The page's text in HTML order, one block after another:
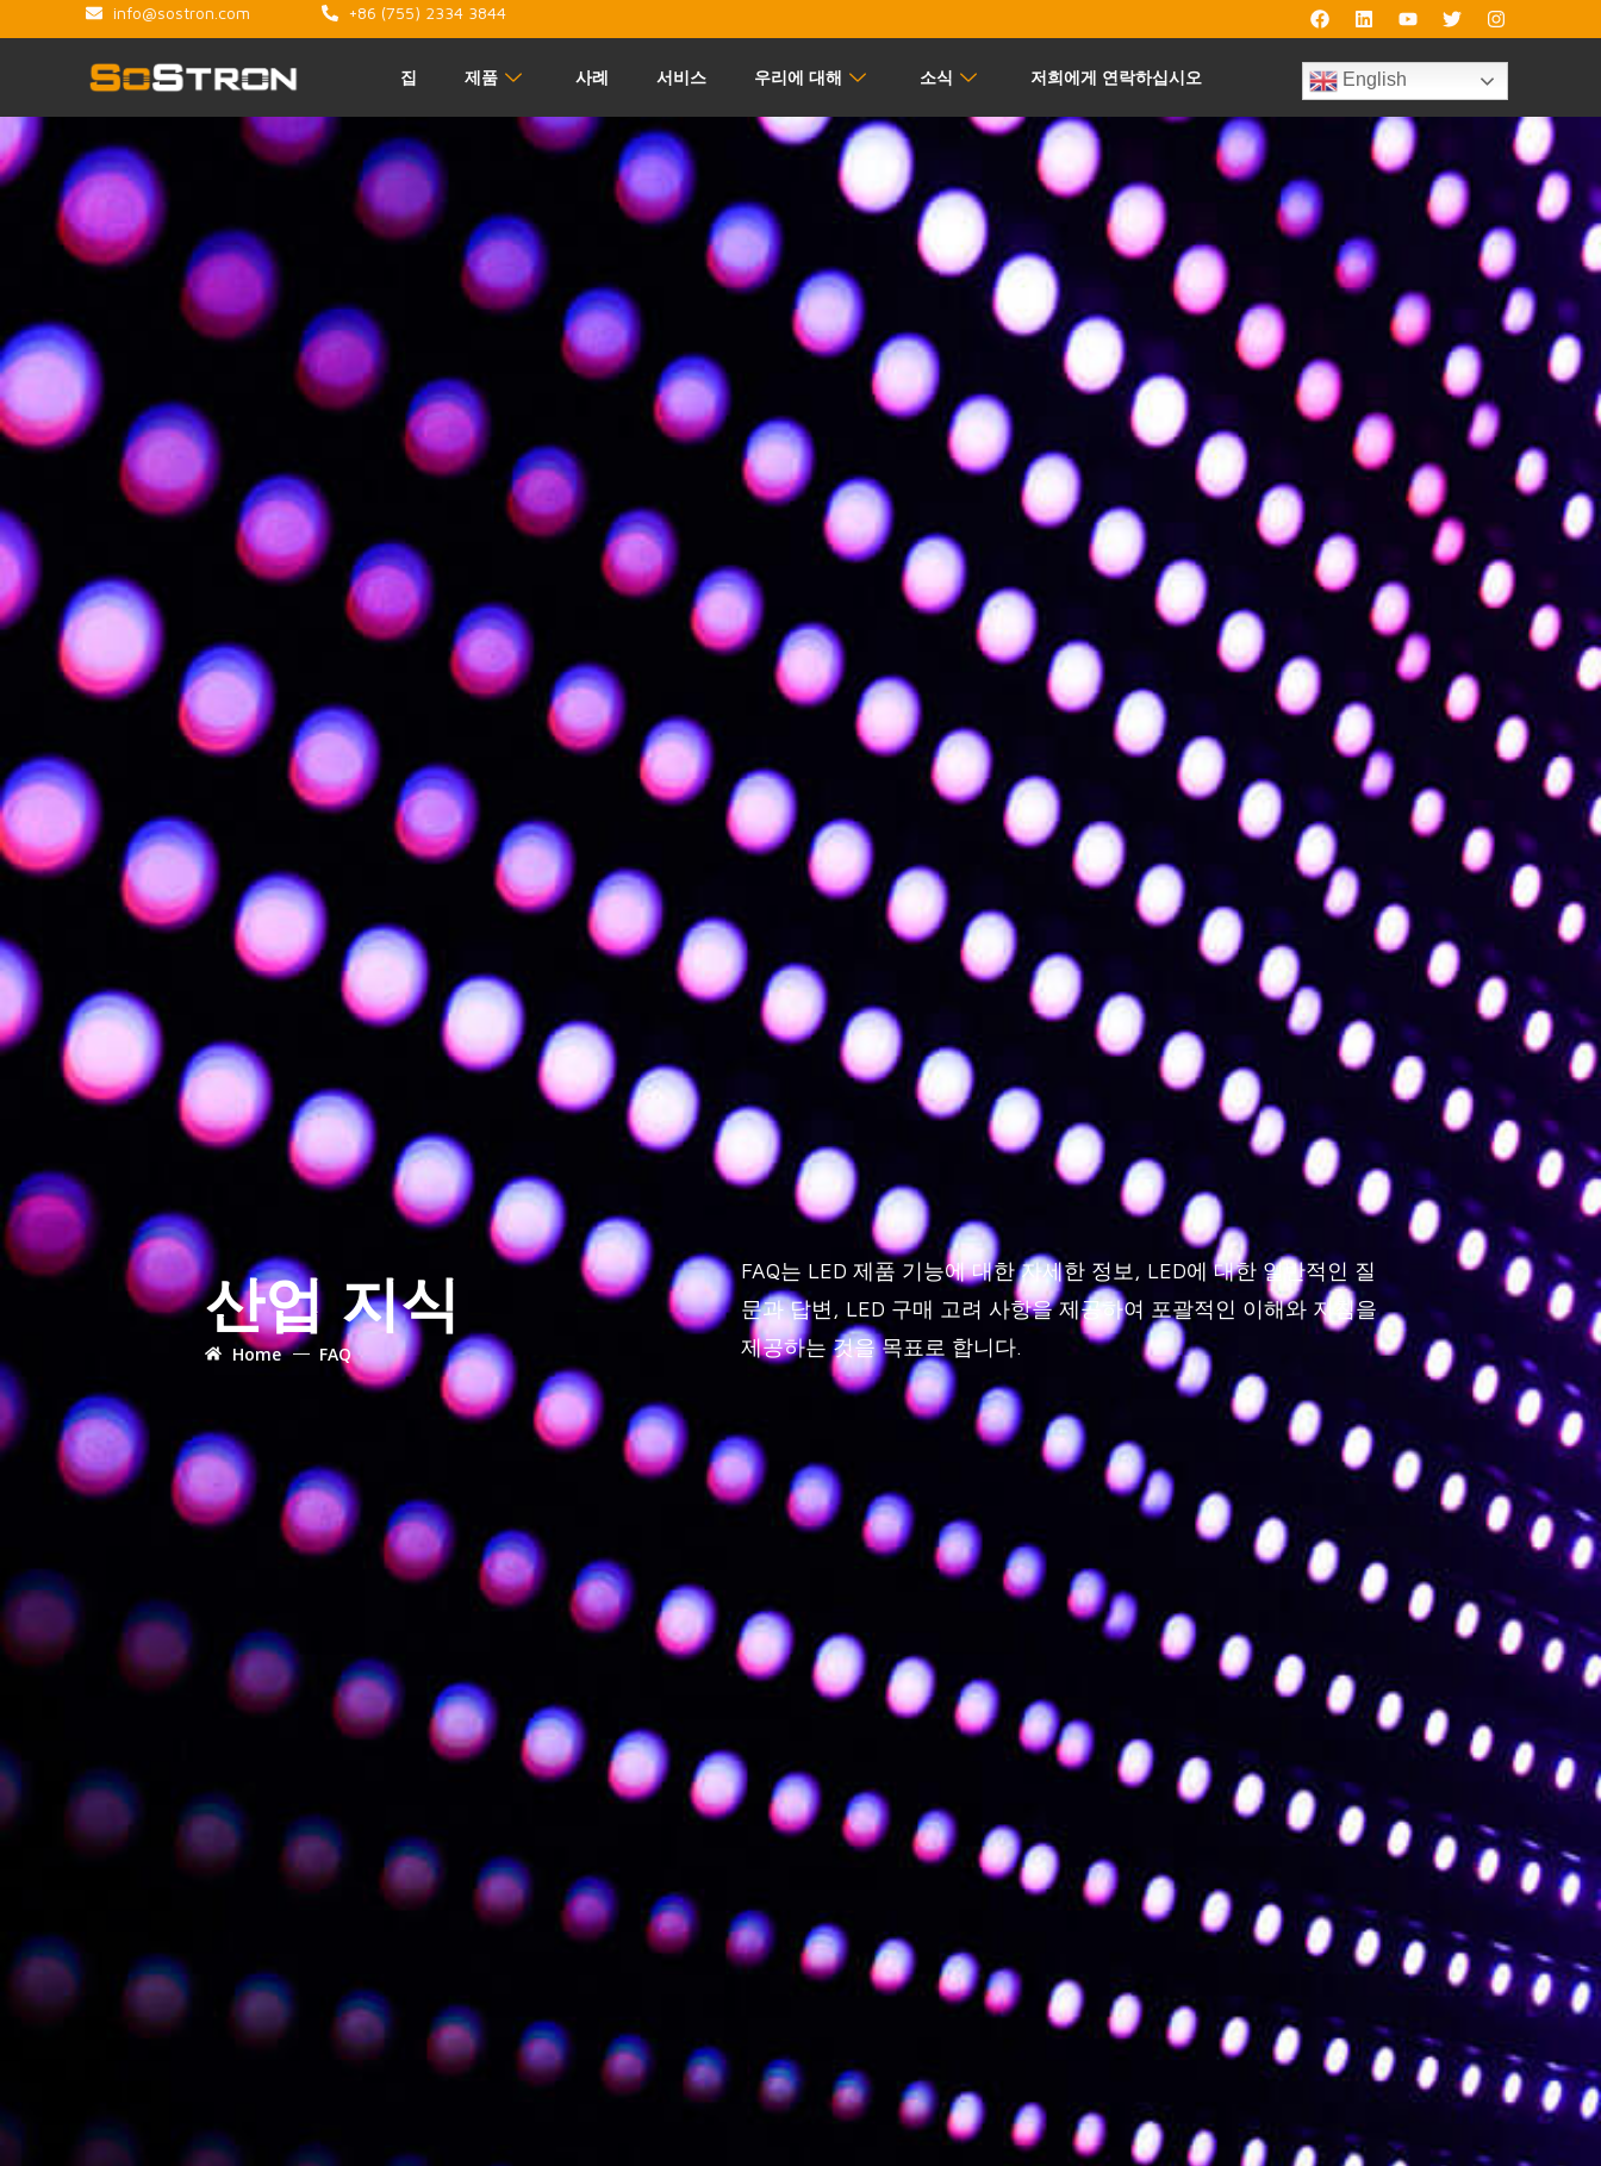
info@sostron.com +86 (755) 2334 3844
집 제품 사례 서비스 우리에 대해 소식 저희에게 연락하십시오 English
산업 지식
Home FAQ
FAQ는 LED 제품 기능에 대한 자세한 정보, LED에 대한 일반적인 질
문과 답변, LED 구매 고려 사항을 제공하여 포괄적인 이해와 지침을
제공하는 것을 목표로 합니다.